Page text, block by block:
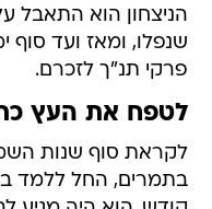
הניצחון הוא התאבל
שנפלו, ומאז ועד סוף
פרקי תנ"ך לזכרם.
לטפח את העץ
לקראת סוף שנות
בתמרים, החל ללמד